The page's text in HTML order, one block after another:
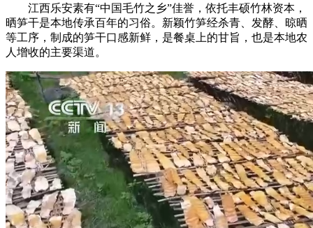
江西乐安素有“中国毛竹之乡”佳誉，依托丰硕竹林资本，
晒笋干是本地传承百年的习俗。新颖竹笋经杀青、发酵、晾晒
等工序，制成的笋干口感新鲜，是餐桌上的甘旨，也是本地农
人增收的主要渠道。